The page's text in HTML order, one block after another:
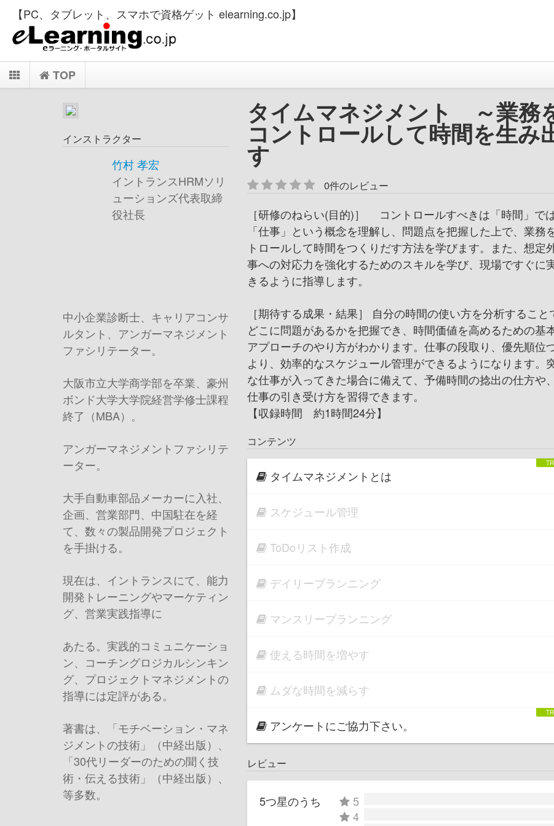
【PC、タブレット、スマホで資格ゲット elearning.co.jp】
TOP
インストラクター
竹村 孝宏
イントランスHRMソリ
ューションズ代表取締
役社長
中小企業診断士、キャリアコンサ
ルタント、アンガーマネジメント
ファシリテーター。
大阪市立大学商学部を卒業、豪州
ボンド大学大学院経営学修士課程
終了（MBA）。
アンガーマネジメントファシリテ
ーター。
大手自動車部品メーカーに入社、
企画、営業部門、中国駐在を経
て、数々の製品開発プロジェクト
を手掛ける。
現在は、イントランスにて、能力
開発トレーニングやマーケティン
グ、営業実践指導に
あたる。実践的コミュニケーショ
ン、コーチングロジカルシンキン
グ、プロジェクトマネジメントの
指導には定評がある。
著書は、「モチベーション・マネ
ジメントの技術」（中経出版）、
「30代リーダーのための聞く技
術・伝える技術」（中経出版）、
等多数。
タイムマネジメント ～業務
コントロールして時間を生み
す
0件のレビュー
［研修のねらい(目的)］ コントロールすべきは「時間」で
「仕事」という概念を理解し、問題点を把握した上で、業務
トロールして時間をつくりだす方法を学びます。また、想定
事への対応力を強化するためのスキルを学び、現場ですぐに
きるように指導します。
［期待する成果・結果］ 自分の時間の使い方を分析すること
どこに問題があるかを把握でき、時間価値を高めるための基
アプローチのやり方がわかります。仕事の段取り、優先順位
より、効率的なスケジュール管理ができるようになります。
な仕事が入ってきた場合に備えて、予備時間の捻出の仕方や
仕事の引き受け方を習得できます。
【収録時間 約1時間24分】
コンテンツ
タイムマネジメントとは
スケジュール管理
ToDoリスト作成
デイリープランニング
マンスリープランニング
使える時間を増やす
ムダな時間を減らす
アンケートにご協力下さい。
レビュー
5つ星のうち
5
4